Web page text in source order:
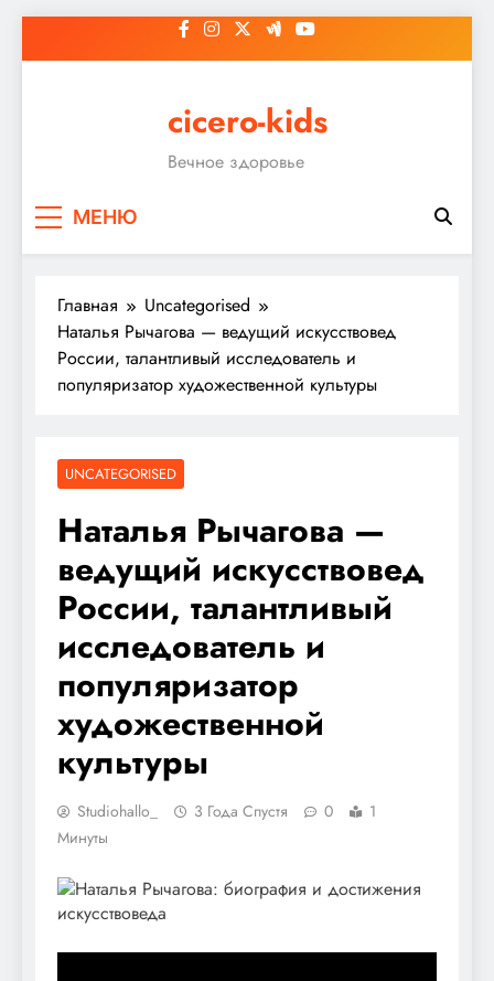
к
cicero-kids
Вечное здоровье
МЕНЮ
Главная
Uncategorised
Наталья Рычагова — ведущий искусствовед
России, талантливый исследователь и
популяризатор художественной культуры
UNCATEGORISED
Наталья Рычагова —
ведущий искусствовед
России, талантливый
исследователь и
популяризатор
художественной
культуры
Studiohallo_ 3 Года Спустя 0
1
Минуты